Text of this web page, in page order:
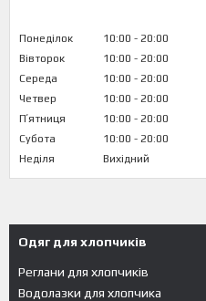
Понеділок 10:00
20:00
Вівторок
10:00
20:00
Середа
10:00
20:00
Четвер
10:00
20:00
Пʼятниця
10:00
20:00
Субота
10:00
20:00
Неділя
Вихідний
Одяг для хлопчиків
Реглани для хлопчиків
Водолазки для хлопчика